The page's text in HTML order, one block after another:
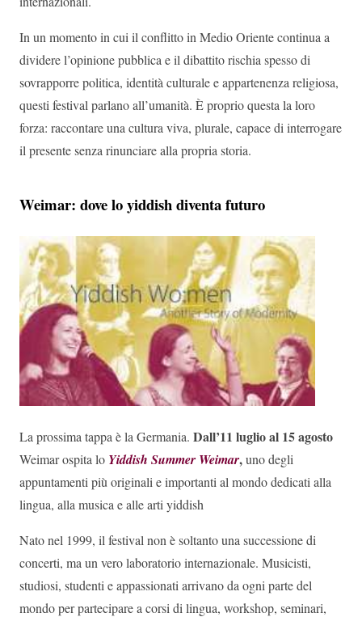
In un momento in cui il conflitto in Medio Oriente continua a
dividere l’opinione pubblica e il dibattito rischia spesso di
sovrapporre politica, identità culturale e appartenenza religiosa,
questi festival parlano all’umanità. È proprio questa la loro
forza: raccontare una cultura viva, plurale, capace di interrogare
il presente senza rinunciare alla propria storia.
Weimar: dove lo yiddish diventa futuro
La prossima tappa è la Germania. Dall’11 luglio al 15 agosto
Weimar ospita lo Yiddish Summer Weimar,uno degli
appuntamenti più originali e importanti al mondo dedicati alla
lingua, alla musica e alle arti yiddish
Nato nel 1999, il festival non è soltanto una successione di
concerti, ma un vero laboratorio internazionale. Musicisti,
studiosi, studenti e appassionati arrivano da ogni parte del
mondo per partecipare a corsi di lingua, workshop, seminari,